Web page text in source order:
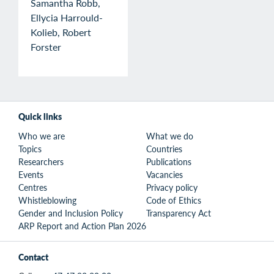
Ellycia Harrould-
Kolieb, Robert
Forster
Quick links
Who we are
What we do
Topics
Countries
Researchers
Publications
Events
Vacancies
Centres
Privacy policy
Whistleblowing
Code of Ethics
Gender and Inclusion Policy
Transparency Act
ARP Report and Action Plan 2026
Contact